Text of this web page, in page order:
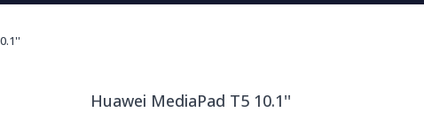
Huawei MediaPad T5 10.1''